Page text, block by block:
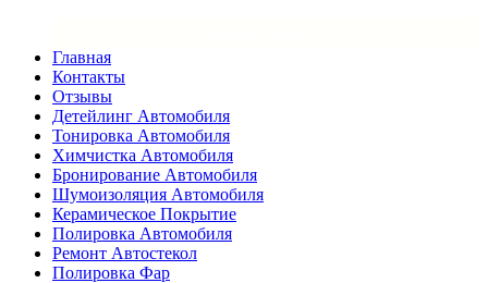
Главная
Контакты
Отзывы
Детейлинг Автомобиля
Тонировка Автомобиля
Химчистка Автомобиля
Бронирование Автомобиля
Шумоизоляция Автомобиля
Керамическое Покрытие
Полировка Автомобиля
Ремонт Автостекол
Полировка Фар